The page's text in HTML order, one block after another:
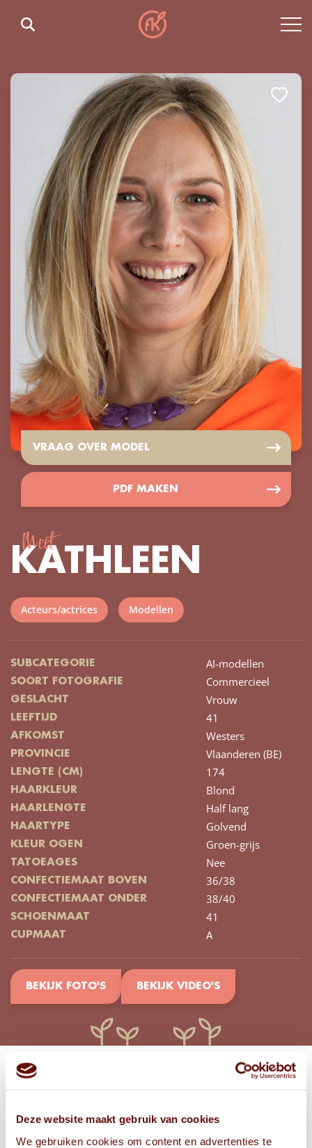
Deze website maakt gebruik van cookies
We gebruiken cookies om content en advertenties te
VRAAG OVER MODEL
PDF MAKEN
Meet
KATHLEEN
Acteurs/actrices Modellen
SUBCATEGORIE AI-modellen
SOORT FOTOGRAFIE Commercieel
GESLACHT Vrouw
LEEFTIJD 41
AFKOMST Westers
PROVINCIE Vlaanderen (BE)
LENGTE (CM) 174
HAARKLEUR Blond
HAARLENGTE Half lang
HAARTYPE Golvend
KLEUR OGEN Groen-grijs
TATOEAGES Nee
CONFECTIEMAAT BOVEN 36/38
CONFECTIEMAAT ONDER 38/40
SCHOENMAAT 41
CUPMAAT A
BEKIJK FOTO'S BEKIJK VIDEO'S
Bekijk
FOTO'S